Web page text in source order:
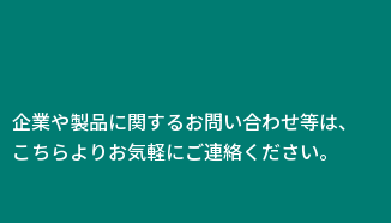
企業や製品に関するお問い合わせ等は、
こちらよりお気軽にご連絡ください。